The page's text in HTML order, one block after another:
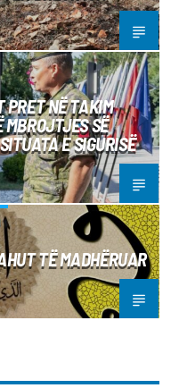
PRET NË TAKIM
SË
E SIGURISË
TË MADHËRUAR